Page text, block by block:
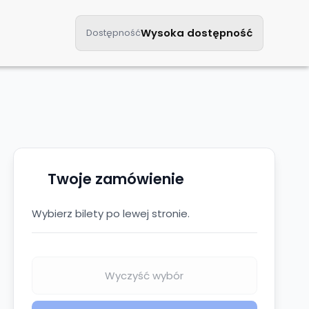
DostępnośćWysoka dostępność
Twoje zamówienie
Wybierz bilety po lewej stronie.
Wyczyść wybór